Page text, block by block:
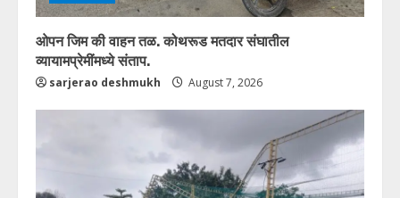
ओपन जिम की वाहन तळ. कोथरूड मतदार संघातील
व्यायामप्रेमींमध्ये संताप.
sarjerao deshmukh August 7, 2026